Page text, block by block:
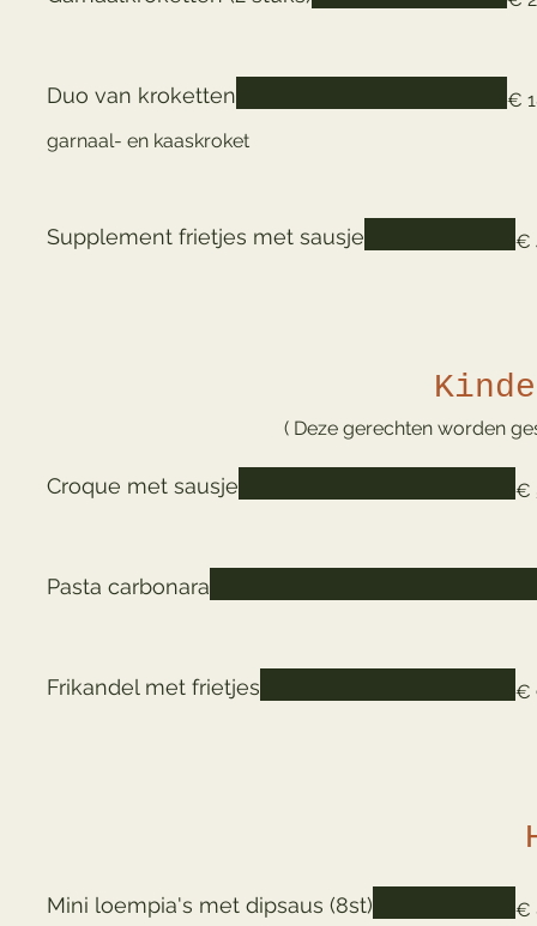
Duo van kroketten
garnaal- en kaaskroket
€
Supplement frietjes met sausje €
( Deze gerechten worden
Croque met sausje €
Pasta carbonara
Frikandel met frietjes €
Mini loempia's met dipsaus (8st) €